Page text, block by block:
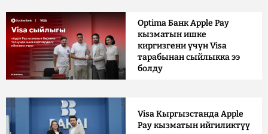
Optima Банк Apple Pay
кызматын ишке
киргизгени үчүн Visa
тарабынан сыйлыкка ээ
болду
Visa Кыргызстанда Apple
Pay кызматын ийгиликтүү